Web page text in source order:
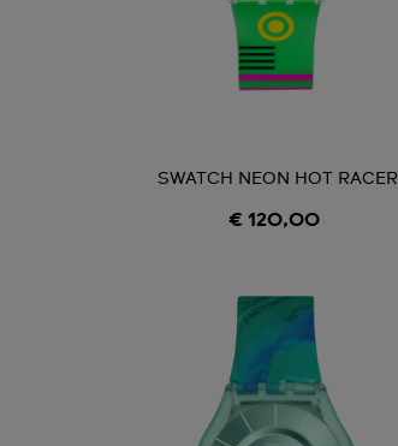
SWATCH NEON HOT RACER
€ 120,00